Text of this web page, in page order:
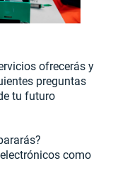
ofrecerás y
preguntas
tu futuro
como